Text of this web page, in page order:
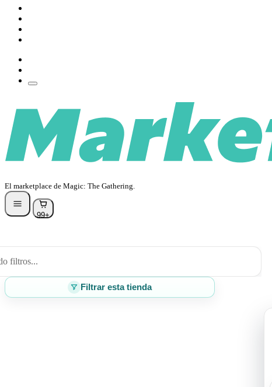
El marketplace de Magic: The Gathering.
99+
filtros...
Filtrar esta tienda